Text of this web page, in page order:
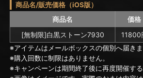
商品名/販売価格（iOS版）
商品名
価格
[無制限]白黒ストーン7930
11800
※アイテムはメールボックスの個別へ届きま
※購入回数に制限はありません。
※キャンペーンは期間終了後に再度開催する